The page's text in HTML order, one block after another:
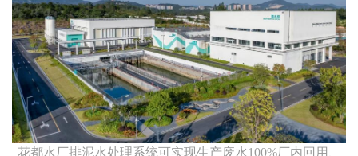
花都水厂排泥水处理系统可实现生产废水100%厂内回用、